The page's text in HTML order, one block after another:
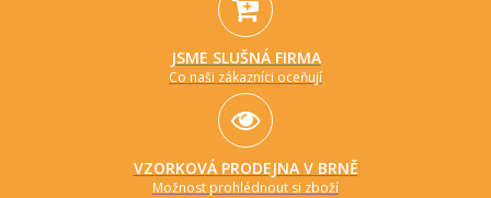
JSME SLUŠNÁ FIRMA
Co naši zákazníci oceňují
VZORKOVÁ PRODEJNA V BRNĚ
Možnost prohlédnout si zboží